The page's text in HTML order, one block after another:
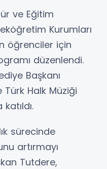
ve Eğitim
Kurumları
öğrenciler için
düzenlendi.
Başkanı
Halk Müziği
sürecinde
artırmayı
Tutdere,